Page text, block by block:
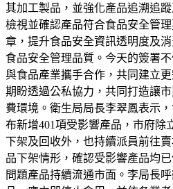
其加工製品，並強化產品追溯追
檢視並確認產品符合食品安全管
章，提升食品安全資訊透明度及
食品安全管理品質。今天的簽署
與食品產業攜手合作，共同建立
期盼透過公私協力，共同打造讓
費環境。衛生局局長李翠鳳表示
布新增401項受影響產品，市府除
下架及回收外，也持續派員前往
品下架情形，確認受影響產品均
問題產品持續流通市面。李局長